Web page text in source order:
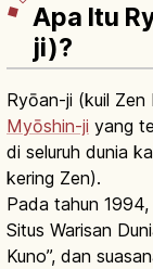
Apa Itu
ji)?
Ryōan-ji (kuil Zen
Myōshin-ji yang
di seluruh dunia
kering Zen).
Pada tahun
Situs Warisan
Kuno”, dan